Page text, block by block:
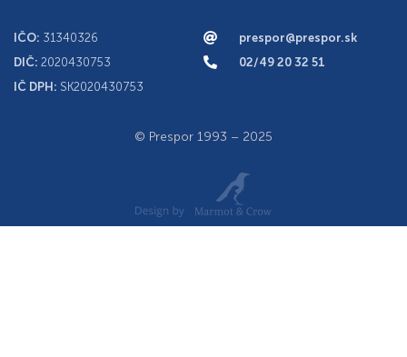
IČO: 31340326
DIČ: 2020430753
IČ DPH: SK2020430753
prespor@prespor.sk
02/49 20 32 51
© Prespor 1993 – 2025